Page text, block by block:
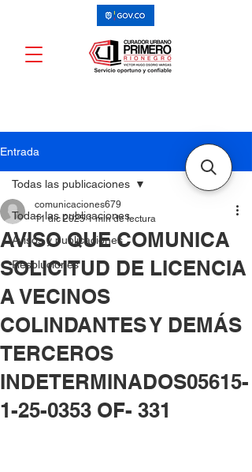
Entrada
Todas las publicaciones
Avisos y publicaciones
Resoluciones
Todas las publicaciones
AVISO QUE COMUNICA
SOLICITUD DE LICENCIA
A VECINOS
COLINDANTES Y DEMÁS
TERCEROS
INDETERMINADOS05615-
1-25-0353 OF- 331
comunicaciones679
11 dic 2025 1 min de lectura